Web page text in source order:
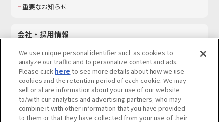
重要なお知らせ
会社・採用情報
採用情報
サステナビリティ
お問い合わせ
We use unique personal identifier such as cookies to
analyze our traffic and to personalize content and ads.
Please click here to see more details about how we use
cookies and the retention period of each cookie. We may
sell or share information about your use of our website
to/with our analytics and advertising partners, who may
combine it with other information that you have provided
to them or that they have collected from your use of their